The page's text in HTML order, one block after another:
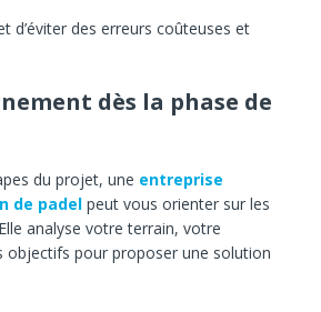
d’éviter des erreurs coûteuses et
dès la phase de
du projet, une entreprise
de padel peut vous orienter sur les
analyse votre terrain, votre
objectifs pour proposer une solution